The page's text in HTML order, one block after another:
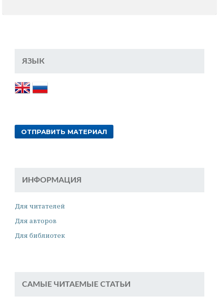
ЯЗЫК
ОТПРАВИТЬ МАТЕРИАЛ
ИНФОРМАЦИЯ
Для читателей
Для авторов
Для библиотек
САМЫЕ ЧИТАЕМЫЕ СТАТЬИ